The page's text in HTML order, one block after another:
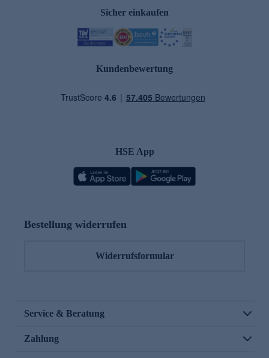
Sicher einkaufen
Kundenbewertung
HSE App
Bestellung widerrufen
Widerrufsformular
Service & Beratung
Zahlung